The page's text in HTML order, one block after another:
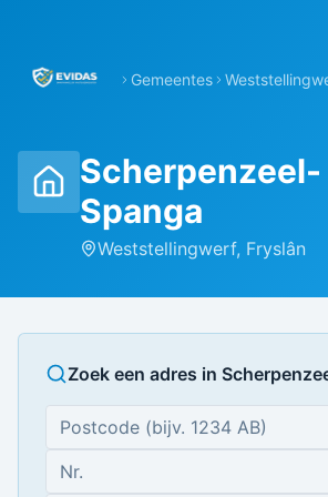
Gemeentes
Scherpenzeel-
Spanga
Weststellingwerf, Fryslân
Zoek een adres in